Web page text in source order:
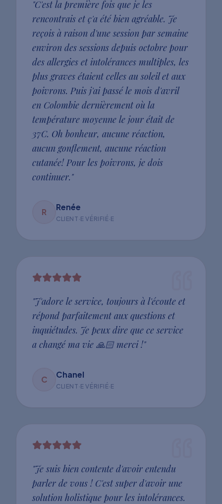
"C'est la première fois que je les
rencontrais et ç'a été bien agréable. Je
reçois à raison d'une session par semaine
environ des sessions depuis octobre pour
des allergies et intolérances multiples, les
plus graves étaient celles au soleil et aux
poivrons. Puis j'ai passé le mois d'avril
en Colombie dernièrement où la
température moyenne le jour était de
37C. Oh bonheur, aucune réaction,
aucun gonflement, aucune réaction
cutanée! Pour les poivrons, je dois
continuer."
R Renée
CLIENT·E VÉRIFIÉ·E
"J'adore le service, toujours à l'écoute et
répond parfaitement aux questions et
inquiétudes. Je peux dire que ce service
a changé ma vie 🙏🏻 merci !"
C Chanel
CLIENT·E VÉRIFIÉ·E
"Je suis bien contente d'avoir entendu
parler de vous ! C'est super d'avoir une
solution holistique pour les intolérances.